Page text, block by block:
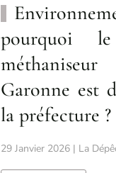
pourquoi
Garonne est
la préfecture ?
29 Janvier 2026 | La